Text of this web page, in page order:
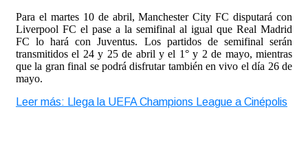
Para el martes 10 de abril, Manchester City FC disputará con
Liverpool FC el pase a la semifinal al igual que Real Madrid
FC lo hará con Juventus. Los partidos de semifinal serán
transmitidos el 24 y 25 de abril y el 1° y 2 de mayo, mientras
que la gran final se podrá disfrutar también en vivo el día 26 de
mayo.
Leer más: Llega la UEFA Champions League a Cinépolis